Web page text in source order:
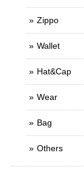
Zippo
Wallet
Hat&Cap
Wear
Bag
Others